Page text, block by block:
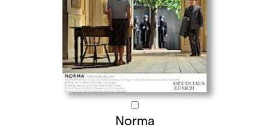
Norma